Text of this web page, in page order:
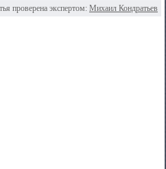
проверена экспертом: Михаил Кондратьев